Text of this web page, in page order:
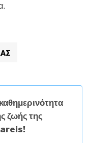
ζωής της